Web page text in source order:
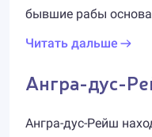
бывшие рабы
Читать дальше
Ангра-дус-
Ангра-дус-Рейш